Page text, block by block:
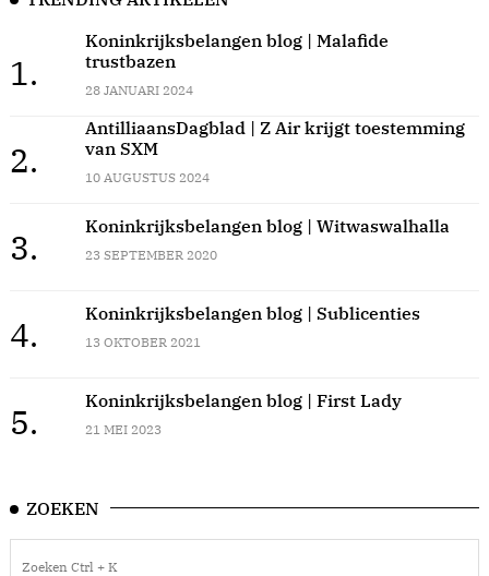
1.
Koninkrijksbelangen blog | Malafide
trustbazen
28 JANUARI 2024
2.
AntilliaansDagblad | Z Air krijgt toestemming
van SXM
10 AUGUSTUS 2024
3.
Koninkrijksbelangen blog | Witwaswalhalla
23 SEPTEMBER 2020
4.
Koninkrijksbelangen blog | Sublicenties
13 OKTOBER 2021
5.
Koninkrijksbelangen blog | First Lady
21 MEI 2023
ZOEKEN